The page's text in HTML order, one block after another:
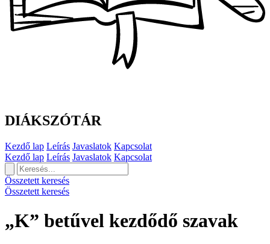
DIÁKSZÓTÁR
Kezdő lap Leírás Javaslatok Kapcsolat
Kezdő lap Leírás Javaslatok Kapcsolat
Összetett keresés
Összetett keresés
„K” betűvel kezdődő szavak